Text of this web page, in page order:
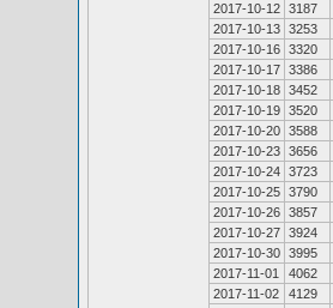
2017-10-12 3187
2017-10-13 3253
2017-10-16 3320
2017-10-17 3386
2017-10-18 3452
2017-10-19 3520
2017-10-20 3588
2017-10-23 3656
2017-10-24 3723
2017-10-25 3790
2017-10-26 3857
2017-10-27 3924
2017-10-30 3995
2017-11-01
4062
2017-11-02
4129